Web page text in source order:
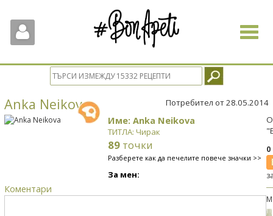
Toggle
Anka Neikova Потребител от 28.05.2014
Име: Anka Neikova
ТИТЛА: Чирак
89 точки
Разберете как да печелите повече значки >>
За мен:
Коментари